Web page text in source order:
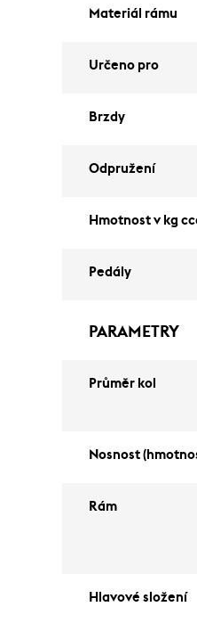
Materiál rámu
Určeno pro
Brzdy
Odpružení
Hmotnost v kg
Pedály
PARAMETRY
Průměr kol
Nosnost
Rám
Hlavové složení